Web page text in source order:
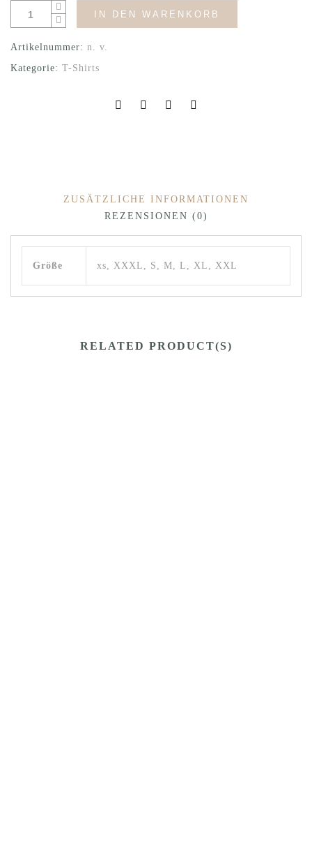
IN DEN WARENKORB
Artikelnummer: n. v.
Kategorie: T-Shirts
ZUSÄTZLICHE INFORMATIONEN
REZENSIONEN (0)
Größe xs, XXXL, S, M, L, XL, XXL
RELATED PRODUCT(S)